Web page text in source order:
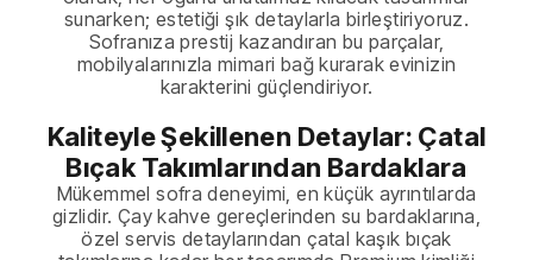
sunarken; estetiği şık detaylarla birleştiriyoruz.
Sofranıza prestij kazandıran bu parçalar,
mobilyalarınızla mimari bağ kurarak evinizin
karakterini güçlendiriyor.
Kaliteyle Şekillenen Detaylar: Çatal
Bıçak Takımlarından Bardaklara
Mükemmel sofra deneyimi, en küçük ayrıntılarda
gizlidir. Çay kahve gereçlerinden su bardaklarına,
özel servis detaylarından çatal kaşık bıçak